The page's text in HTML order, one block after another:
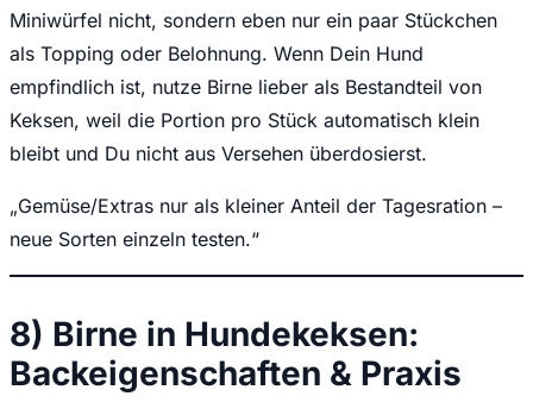
Miniwürfel nicht, sondern eben nur ein paar Stückchen
als Topping oder Belohnung. Wenn Dein Hund
empfindlich ist, nutze Birne lieber als Bestandteil von
Keksen, weil die Portion pro Stück automatisch klein
bleibt und Du nicht aus Versehen überdosierst.
„Gemüse/Extras nur als kleiner Anteil der Tagesration –
neue Sorten einzeln testen.“
8) Birne in Hundekeksen:
Backeigenschaften & Praxis